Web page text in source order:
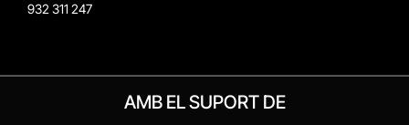
932 311 247
AMB EL SUPORT DE